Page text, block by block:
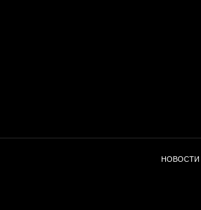
НОВОСТИ